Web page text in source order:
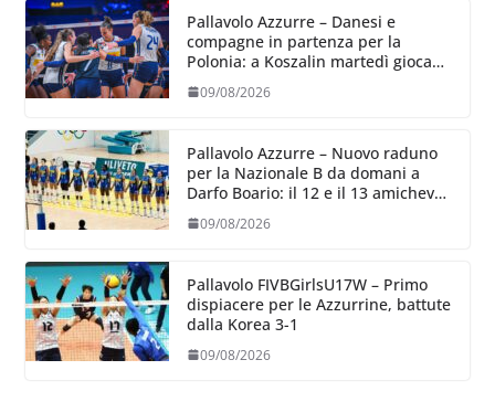
Pallavolo Azzurre – Danesi e
compagne in partenza per la
Polonia: a Koszalin martedì giocano
09/08/2026
Pallavolo Azzurre – Nuovo raduno
per la Nazionale B da domani a
Darfo Boario: il 12 e il 13 amichevoli
09/08/2026
Pallavolo FIVBGirlsU17W – Primo
dispiacere per le Azzurrine, battute
dalla Korea 3-1
09/08/2026